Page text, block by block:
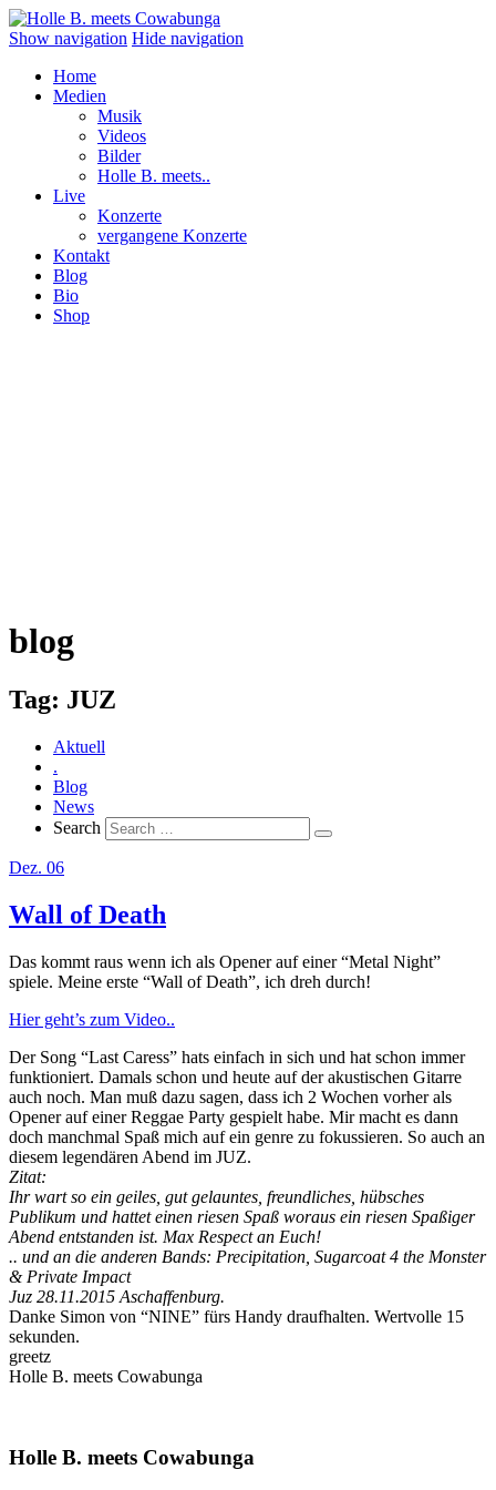
Show navigation Hide navigation
Home
Medien
Musik
Videos
Bilder
Holle B. meets..
Live
Konzerte
vergangene Konzerte
Kontakt
Blog
Bio
Shop
blog
Tag: JUZ
Aktuell
.
Blog
News
Search
Dez. 06
Wall of Death
Das kommt raus wenn ich als Opener auf einer “Metal Night”
spiele. Meine erste “Wall of Death”, ich dreh durch!
Hier geht’s zum Video..
Der Song “Last Caress” hats einfach in sich und hat schon immer
funktioniert. Damals schon und heute auf der akustischen Gitarre
auch noch. Man muß dazu sagen, dass ich 2 Wochen vorher als
Opener auf einer Reggae Party gespielt habe. Mir macht es dann
doch manchmal Spaß mich auf ein genre zu fokussieren. So auch an
diesem legendären Abend im JUZ.
Zitat:
Ihr wart so ein geiles, gut gelauntes, freundliches, hübsches
Publikum und hattet einen riesen Spaß woraus ein riesen Spaßiger
Abend entstanden ist. Max Respect an Euch!
.. und an die anderen Bands: Precipitation, Sugarcoat 4 the Monster
& Private Impact
Juz 28.11.2015 Aschaffenburg.
Danke Simon von “NINE” fürs Handy draufhalten. Wertvolle 15
sekunden.
greetz
Holle B. meets Cowabunga
Holle B. meets Cowabunga